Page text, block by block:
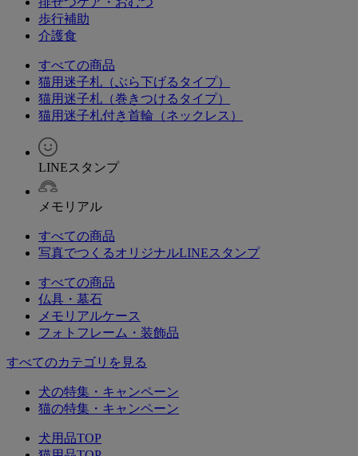
歩行補助
介護食
すべての商品
猫用迷子札（ぶら下げるタイプ）
猫用迷子札（巻きつけるタイプ）
猫用迷子札付き首輪（ネックレス）
LINEスタンプ
メモリアル
すべての商品
写真でつくるオリジナルLINEスタンプ
すべての商品
仏具・墓石
メモリアルケース
フォトフレーム・装飾品
すべてのカテゴリを見る
犬の特集・キャンペーン
猫の特集・キャンペーン
犬用品TOP